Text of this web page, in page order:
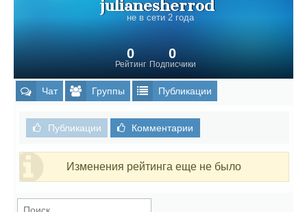
julianesherrod
не в сети 2 года
Рейтинг
0
Подписчики
0
Чат Группы Публикации
Публикации Комментарии
Изменения рейтинга еще не было
Найти: